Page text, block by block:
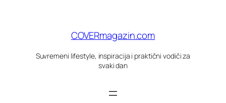
COVERmagazin.com
Suvremeni lifestyle, inspiracija i praktični vodiči za
svaki dan